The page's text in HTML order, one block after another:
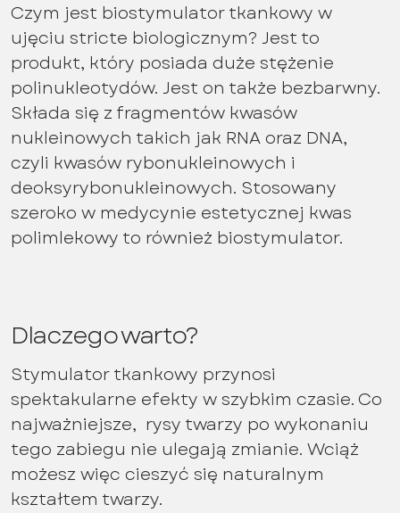
Czym jest biostymulator tkankowy w
ujęciu stricte biologicznym? Jest to
produkt, który posiada duże stężenie
polinukleotydów. Jest on także bezbarwny.
Składa się z fragmentów kwasów
nukleinowych takich jak RNA oraz DNA,
czyli kwasów rybonukleinowych i
deoksyrybonukleinowych. Stosowany
szeroko w medycynie estetycznej kwas
polimlekowy to również biostymulator.
Dlaczego warto?
Stymulator tkankowy przynosi
spektakularne efekty w szybkim czasie. Co
najważniejsze, rysy twarzy po wykonaniu
tego zabiegu nie ulegają zmianie. Wciąż
możesz więc cieszyć się naturalnym
kształtem twarzy.